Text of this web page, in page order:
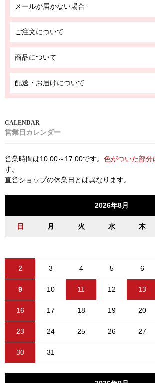
メールが届かない場合
ご注文について
商品について
配送・お届けについて
営業日カレンダー
営業時間は10:00～17:00です。 色がついた部分
す。
直営ショップの休業日とは異なります。
2026年8月
日 月 火 水 木
2 3 4 5 6
9 10 11 12 13
16 17 18 19 20
23 24 25 26 27
30 31